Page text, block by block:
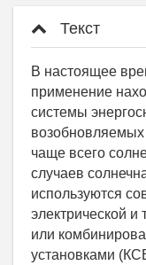
Текст
В настоящее
применение
системы
чаще всего
случаев
используются
электрической и
или
установками